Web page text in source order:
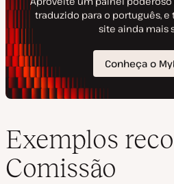
Exemplos
Comissão